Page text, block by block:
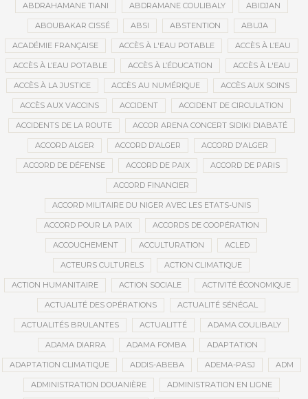
ABDRAHAMANE TIANI ABDRAMANE COULIBALY ABIDJAN
ABOUBAKAR CISSÉ ABSI ABSTENTION ABUJA
ACADÉMIE FRANÇAISE ACCÈS À L'EAU POTABLE ACCÈS À L’EAU
ACCÈS À L’EAU POTABLE ACCÈS À L’ÉDUCATION ACCÈS À L'EAU
ACCÈS À LA JUSTICE ACCÈS AU NUMÉRIQUE ACCÈS AUX SOINS
ACCÈS AUX VACCINS ACCIDENT ACCIDENT DE CIRCULATION
ACCIDENTS DE LA ROUTE ACCOR ARENA CONCERT SIDIKI DIABATÉ
ACCORD ALGER ACCORD D’ALGER ACCORD D'ALGER
ACCORD DE DÉFENSE ACCORD DE PAIX ACCORD DE PARIS
ACCORD FINANCIER
ACCORD MILITAIRE DU NIGER AVEC LES ETATS-UNIS
ACCORD POUR LA PAIX ACCORDS DE COOPÉRATION
ACCOUCHEMENT ACCULTURATION ACLED
ACTEURS CULTURELS ACTION CLIMATIQUE
ACTION HUMANITAIRE ACTION SOCIALE ACTIVITÉ ÉCONOMIQUE
ACTUALITÉ DES OPÉRATIONS ACTUALITÉ SÉNÉGAL
ACTUALITÉS BRULANTES ACTUALITTÉ ADAMA COULIBALY
ADAMA DIARRA ADAMA FOMBA ADAPTATION
ADAPTATION CLIMATIQUE ADDIS-ABEBA ADEMA-PASJ ADM
ADMINISTRATION DOUANIÈRE ADMINISTRATION EN LIGNE